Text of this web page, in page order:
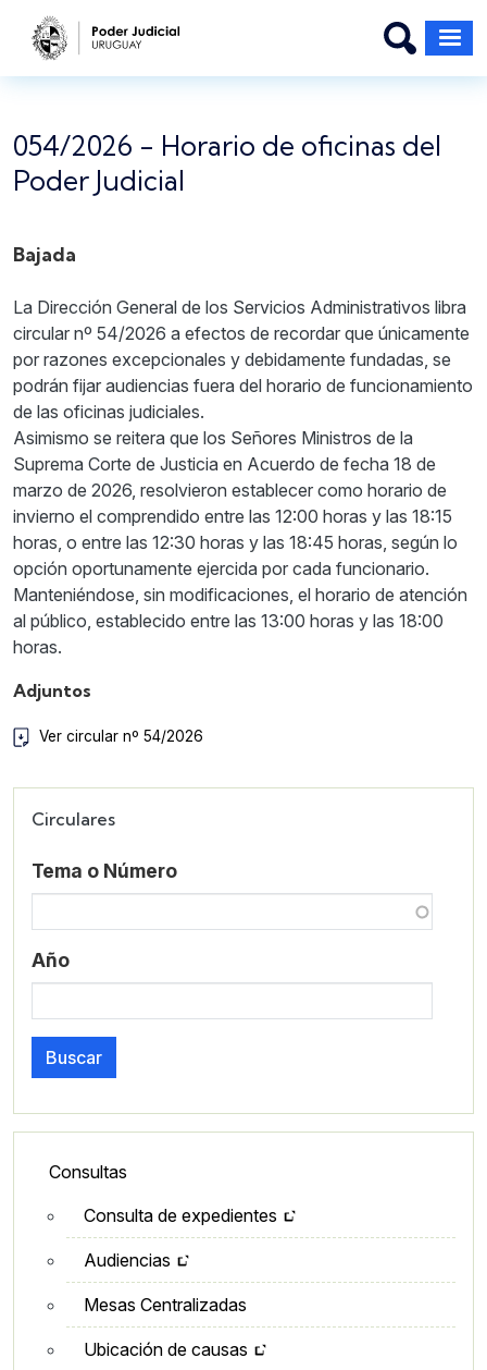
Pasar al contenido principal
054/2026 - Horario de oficinas del
Poder Judicial
Bajada
La Dirección General de los Servicios Administrativos libra
circular nº 54/2026 a efectos de recordar que únicamente
por razones excepcionales y debidamente fundadas, se
podrán fijar audiencias fuera del horario de funcionamiento
de las oficinas judiciales.
Asimismo se reitera que los Señores Ministros de la
Suprema Corte de Justicia en Acuerdo de fecha 18 de
marzo de 2026, resolvieron establecer como horario de
invierno el comprendido entre las 12:00 horas y las 18:15
horas, o entre las 12:30 horas y las 18:45 horas, según lo
opción oportunamente ejercida por cada funcionario.
Manteniéndose, sin modificaciones, el horario de atención
al público, establecido entre las 13:00 horas y las 18:00
horas.
Adjuntos
Ver circular nº 54/2026
Circulares
Tema o Número
Año
Buscar
Lateral - Menú secundario
Consultas
Consulta de expedientes
Audiencias
Mesas Centralizadas
Ubicación de causas